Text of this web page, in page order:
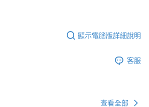
顯示電腦版詳細說明
客服
查看全部